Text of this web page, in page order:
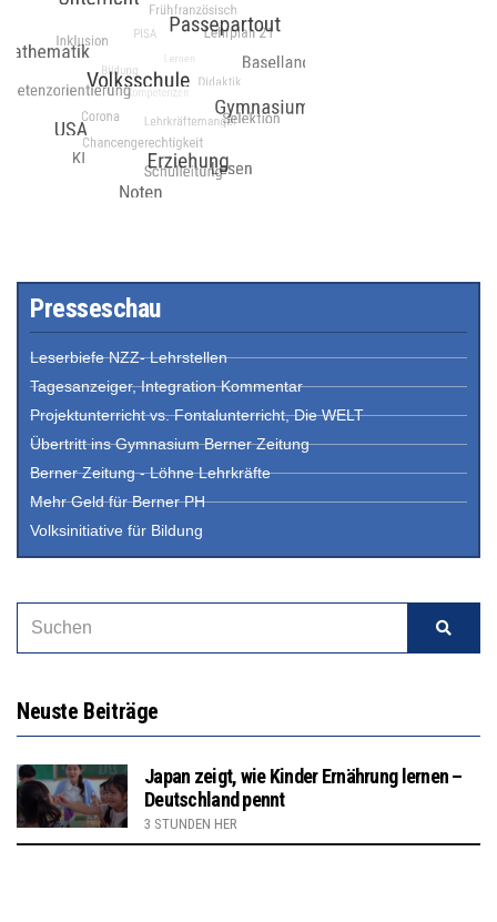
Presseschau
Leserbiefe NZZ- Lehrstellen
Tagesanzeiger, Integration Kommentar
Projektunterricht vs. Fontalunterricht, Die WELT
Übertritt ins Gymnasium Berner Zeitung
Berner Zeitung - Löhne Lehrkräfte
Mehr Geld für Berner PH
Volksinitiative für Bildung
Neuste Beiträge
Japan zeigt, wie Kinder Ernährung lernen –
Deutschland pennt
3 STUNDEN HER